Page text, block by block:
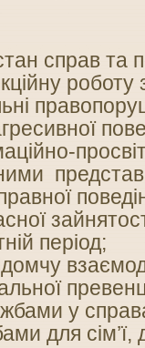
справ та
роботу
період;
у
для сім’ї,